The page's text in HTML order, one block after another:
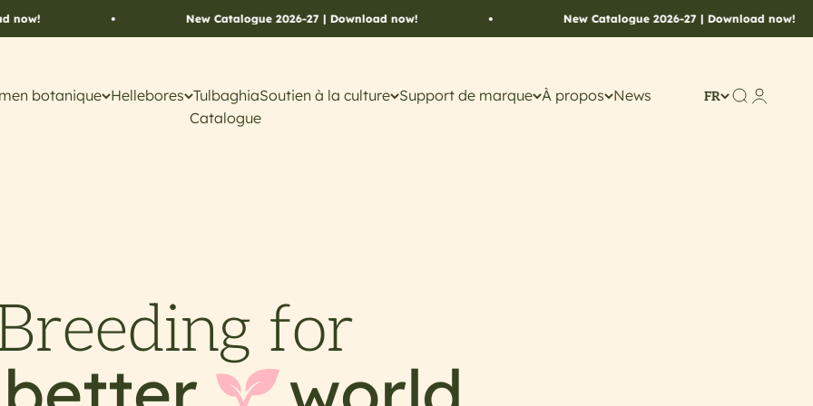
New Catalogue 2026-27 | Download now! New Catalogue 2026-27 | Download now!
botanique Hellebores TulbaghiaSoutien à la culture Support de marque À propos News
Catalogue
FR Recherche
Compte
for